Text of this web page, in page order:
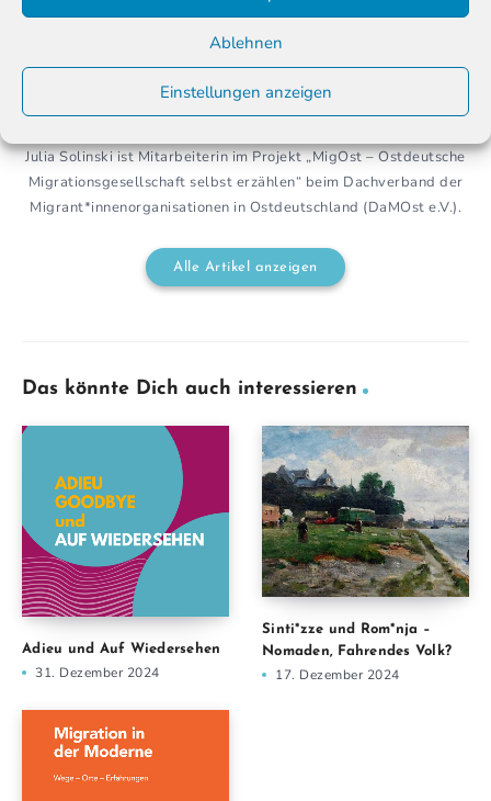
Ablehnen
Einstellungen anzeigen
Julia Solinski
Julia Solinski ist Mitarbeiterin im Projekt „MigOst – Ostdeutsche
Migrationsgesellschaft selbst erzählen“ beim Dachverband der
Migrant*innenorganisationen in Ostdeutschland (DaMOst e.V.).
Alle Artikel anzeigen
Das könnte Dich auch interessieren
Adieu und Auf Wiedersehen
31. Dezember 2024
Sinti*zze und Rom*nja –
Nomaden, Fahrendes Volk?
17. Dezember 2024